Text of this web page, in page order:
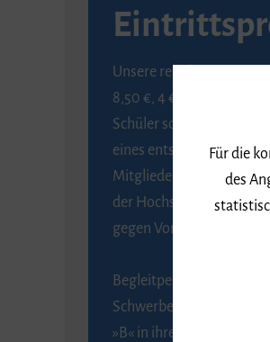
Unsere regulären
8,50 €, 4 € ermäßigt für
Schüler sowie
eines entsprechenden
Mitglieder der
der Hochschule für Musik
gegen Vorlage des
Begleitpersonen von
Schwerbehinderung, die
»B« in ihrem
Für die
des